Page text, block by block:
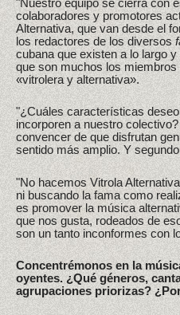
"Nuestro equipo se cierra con
colaboradores y promotores
Alternativa, que van desde el
los redactores de los diversos
cubana que existen a lo largo
que son muchos los miembros
«vitrolera y alternativa».
"¿Cuáles características
incorporen a nuestro
convencer de que disfrutan
sentido más amplio. Y
"No hacemos Vitrola
ni buscando la fama como
es promover la música
que nos gusta, rodeados de
son un tanto inconformes con
Concentrémonos en la
oyentes. ¿Qué géneros,
agrupaciones priorizas?